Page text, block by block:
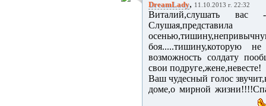
DreamLady, 11.10.2013 г. 22:32
Виталий,слушать вас
боя.....тишину,которую
возможность солдату
свои подруге,жене,невесте!
Ваш чудесный голос
доме,о мирной